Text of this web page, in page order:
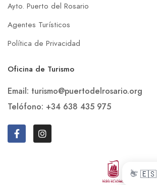
Ayto. Puerto del Rosario
Agentes Turísticos
Política de Privacidad
Oficina de Turismo
Email: turismo@puertodelrosario.org
Telófono: +34 638 435 975
👋 🇪🇸